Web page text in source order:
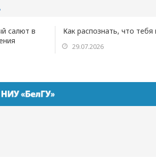
салют в
Как распознать, что тебя
29.07.2026